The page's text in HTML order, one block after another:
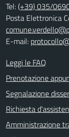
Tel:(+39) 035/
Posta Elettronica
E-mail:
Leggi le FAQ
Prenotazione
Segnalazione
Richiesta
Amministrazione